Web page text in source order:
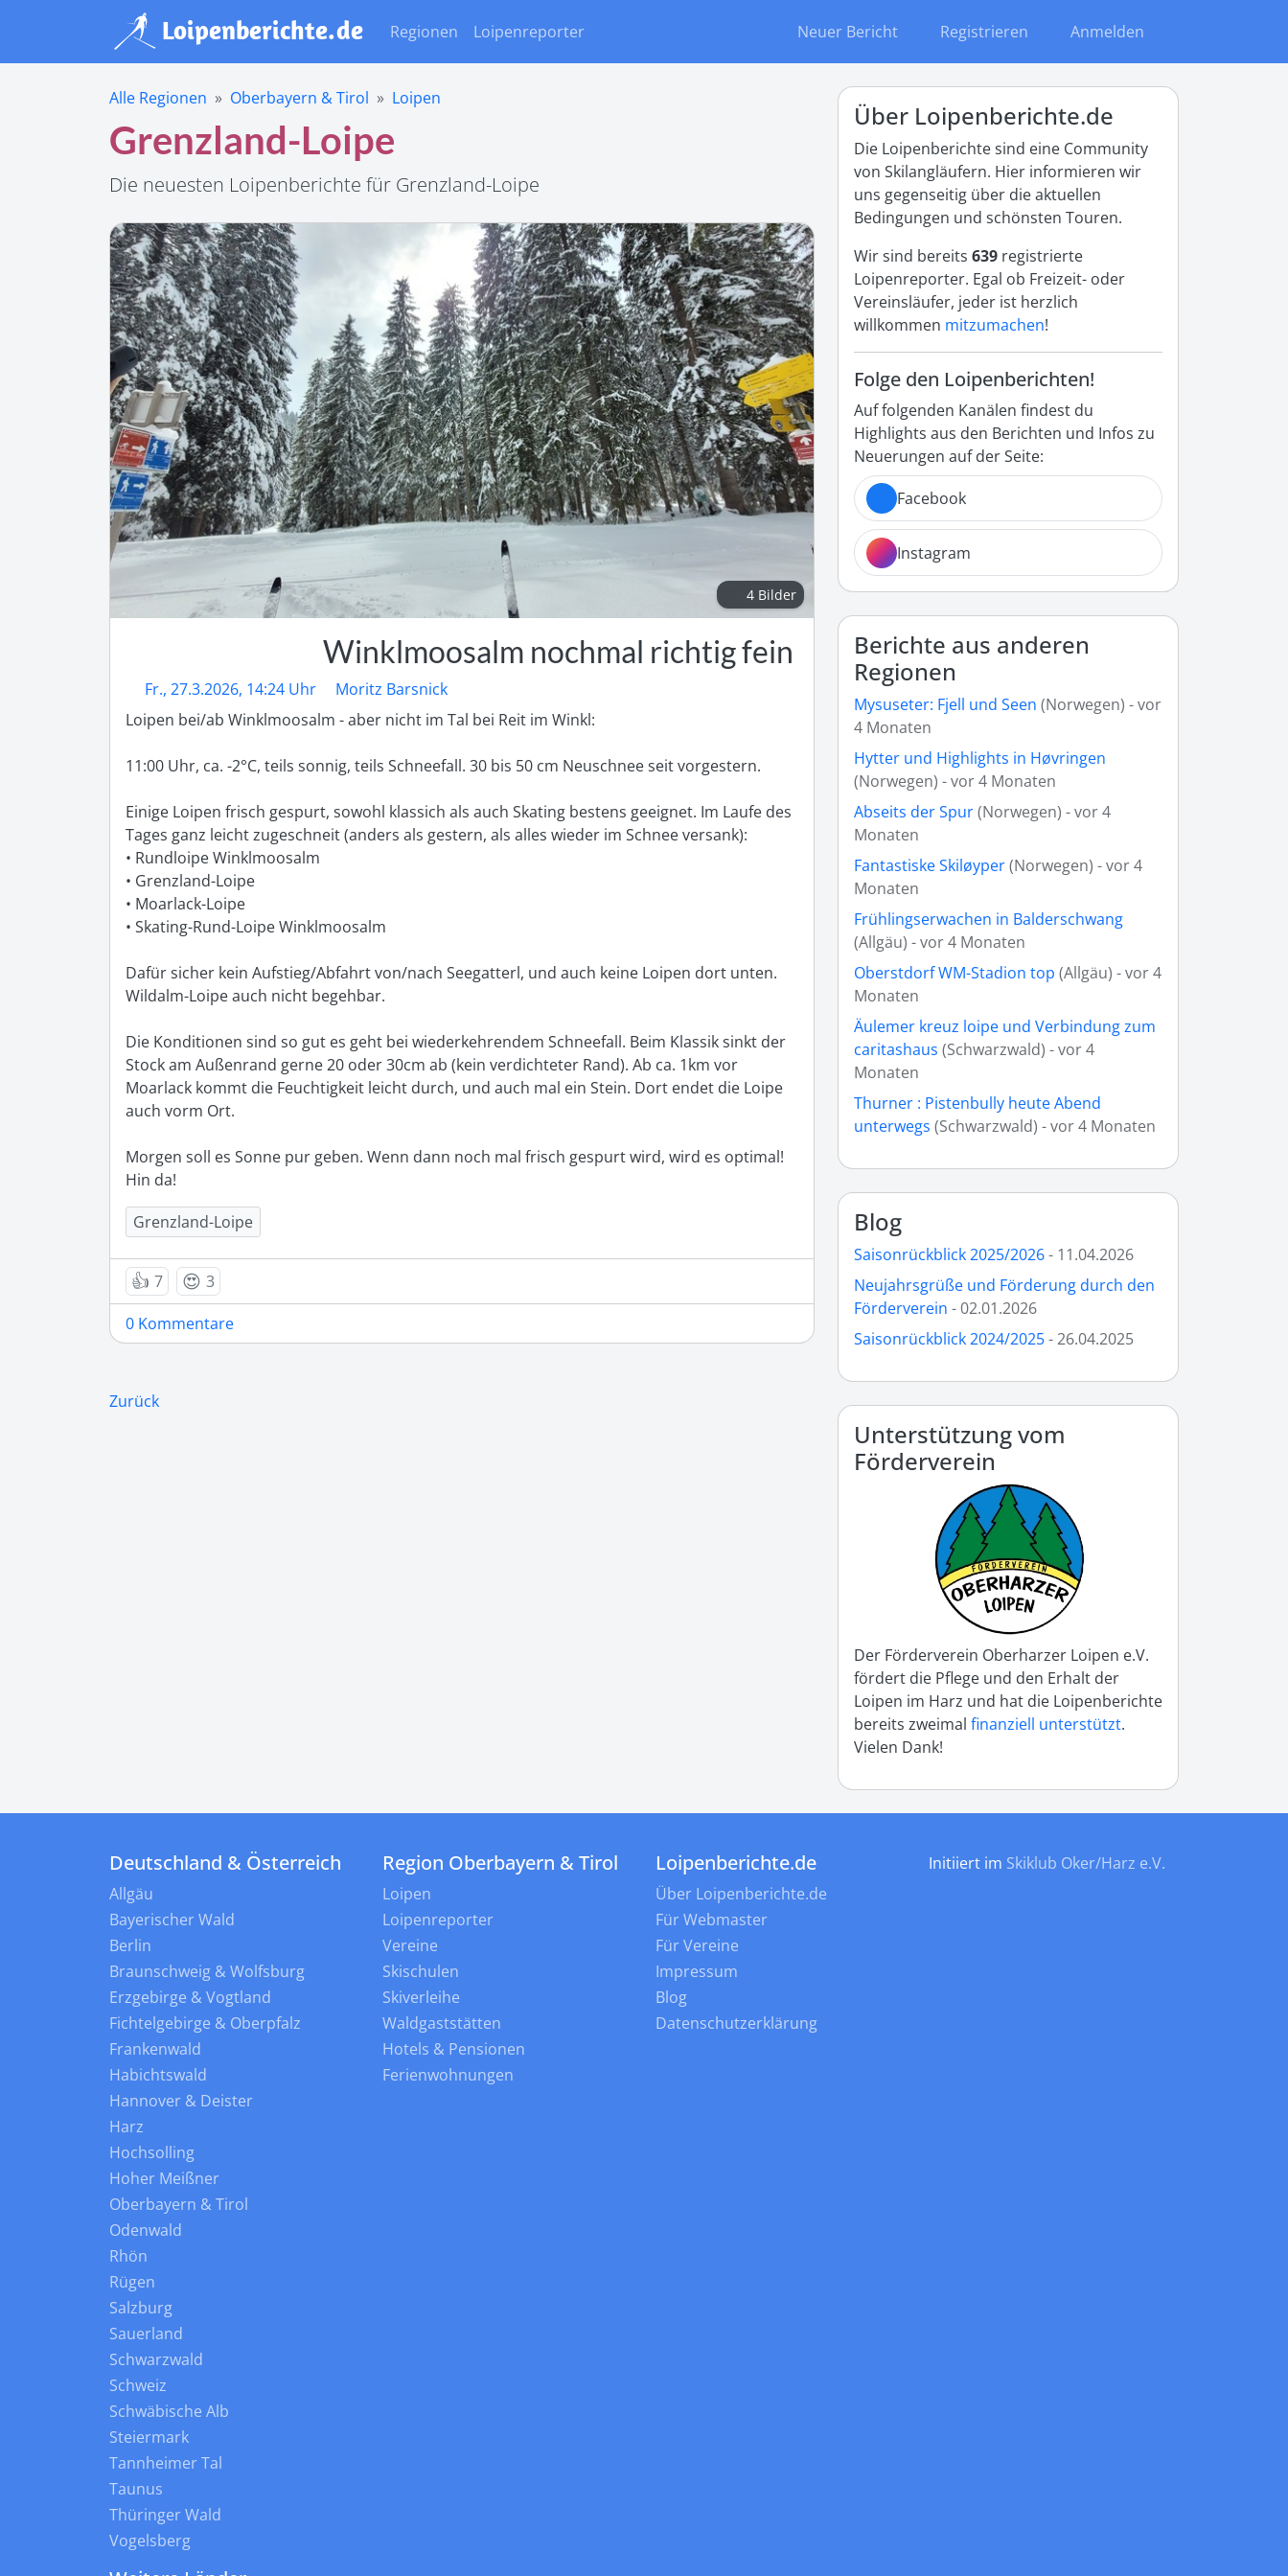
Regionen Loipenreporter Neuer Bericht Registrieren Anmelden
Alle Regionen Oberbayern & Tirol Loipen
Grenzland-Loipe
Die neuesten Loipenberichte für Grenzland-Loipe
4 Bilder
Winklmoosalm nochmal richtig fein
Fr., 27.3.2026, 14:24 Uhr
Moritz Barsnick
Loipen bei/ab Winklmoosalm - aber nicht im Tal bei Reit im Winkl:
11:00 Uhr, ca. -2°C, teils sonnig, teils Schneefall. 30 bis 50 cm Neuschnee seit vorgestern.
Einige Loipen frisch gespurt, sowohl klassich als auch Skating bestens geeignet. Im Laufe des
Tages ganz leicht zugeschneit (anders als gestern, als alles wieder im Schnee versank):
• Rundloipe Winklmoosalm
• Grenzland-Loipe
• Moarlack-Loipe
• Skating-Rund-Loipe Winklmoosalm
Dafür sicher kein Aufstieg/Abfahrt von/nach Seegatterl, und auch keine Loipen dort unten.
Wildalm-Loipe auch nicht begehbar.
Die Konditionen sind so gut es geht bei wiederkehrendem Schneefall. Beim Klassik sinkt der
Stock am Außenrand gerne 20 oder 30cm ab (kein verdichteter Rand). Ab ca. 1km vor
Moarlack kommt die Feuchtigkeit leicht durch, und auch mal ein Stein. Dort endet die Loipe
auch vorm Ort.
Morgen soll es Sonne pur geben. Wenn dann noch mal frisch gespurt wird, wird es optimal!
Hin da!
Grenzland-Loipe
👍 7 😍 3
0 Kommentare
Zurück
Über Loipenberichte.de
Die Loipenberichte sind eine Community
von Skilangläufern. Hier informieren wir
uns gegenseitig über die aktuellen
Bedingungen und schönsten Touren.
Wir sind bereits 639 registrierte
Loipenreporter. Egal ob Freizeit- oder
Vereinsläufer, jeder ist herzlich
willkommen mitzumachen!
Folge den Loipenberichten!
Auf folgenden Kanälen findest du
Highlights aus den Berichten und Infos zu
Neuerungen auf der Seite:
Facebook
Instagram
Berichte aus anderen
Regionen
Mysuseter: Fjell und Seen (Norwegen) - vor
4 Monaten
Hytter und Highlights in Høvringen
(Norwegen) - vor 4 Monaten
Abseits der Spur(Norwegen) - vor 4
Monaten
Fantastiske Skiløyper(Norwegen) - vor 4
Monaten
Frühlingserwachen in Balderschwang
(Allgäu) - vor 4 Monaten
Oberstdorf WM-Stadion top (Allgäu) - vor 4
Monaten
Äulemer kreuz loipe und Verbindung zum
caritashaus (Schwarzwald) - vor 4
Monaten
Thurner : Pistenbully heute Abend
unterwegs (Schwarzwald) - vor 4 Monaten
Blog
Saisonrückblick 2025/2026- 11.04.2026
Neujahrsgrüße und Förderung durch den
Förderverein - 02.01.2026
Saisonrückblick 2024/2025- 26.04.2025
Unterstützung vom
Förderverein
Der Förderverein Oberharzer Loipen e.V.
fördert die Pflege und den Erhalt der
Loipen im Harz und hat die Loipenberichte
bereits zweimal finanziell unterstützt.
Vielen Dank!
Deutschland & Österreich
Allgäu
Bayerischer Wald
Berlin
Braunschweig & Wolfsburg
Erzgebirge & Vogtland
Fichtelgebirge & Oberpfalz
Frankenwald
Habichtswald
Hannover & Deister
Harz
Hochsolling
Hoher Meißner
Oberbayern & Tirol
Odenwald
Rhön
Rügen
Salzburg
Sauerland
Schwarzwald
Schweiz
Schwäbische Alb
Steiermark
Tannheimer Tal
Taunus
Thüringer Wald
Vogelsberg
Region Oberbayern & Tirol
Loipen
Loipenreporter
Vereine
Skischulen
Skiverleihe
Waldgaststätten
Hotels & Pensionen
Ferienwohnungen
Loipenberichte.de
Über Loipenberichte.de
Für Webmaster
Für Vereine
Impressum
Blog
Datenschutzerklärung
Initiiert im Skiklub Oker/Harz e.V.